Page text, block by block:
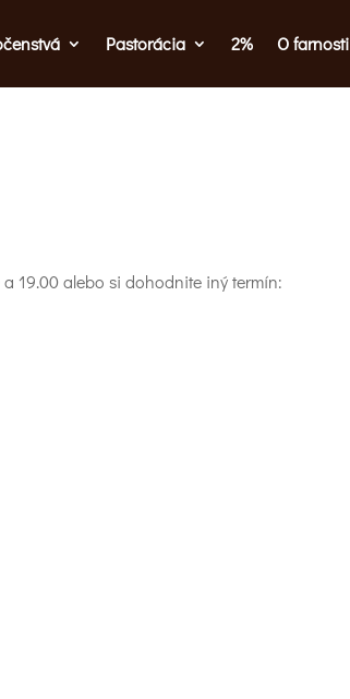
Pastorácia 2% O farnosti
19.00 alebo si dohodnite iný termín: